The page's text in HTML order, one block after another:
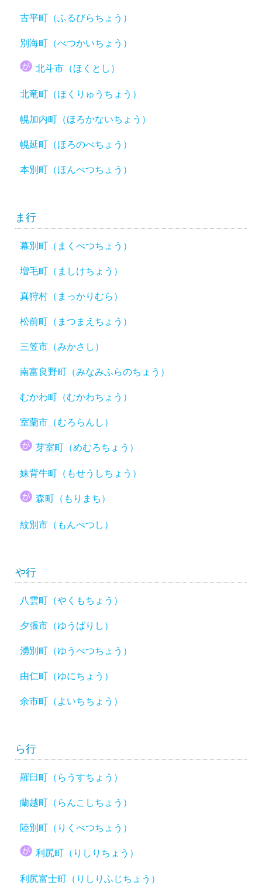
古平町（ふるびらちょう）
別海町（べつかいちょう）
北斗市（ほくとし）
北竜町（ほくりゅうちょう）
幌加内町（ほろかないちょう）
幌延町（ほろのべちょう）
本別町（ほんべつちょう）
ま行
幕別町（まくべつちょう）
増毛町（ましけちょう）
真狩村（まっかりむら）
松前町（まつまえちょう）
三笠市（みかさし）
南富良野町（みなみふらのちょう）
むかわ町（むかわちょう）
室蘭市（むろらんし）
芽室町（めむろちょう）
妹背牛町（もせうしちょう）
森町（もりまち）
紋別市（もんべつし）
や行
八雲町（やくもちょう）
夕張市（ゆうばりし）
湧別町（ゆうべつちょう）
由仁町（ゆにちょう）
余市町（よいちちょう）
ら行
羅臼町（らうすちょう）
蘭越町（らんこしちょう）
陸別町（りくべつちょう）
利尻町（りしりちょう）
利尻富士町（りしりふじちょう）